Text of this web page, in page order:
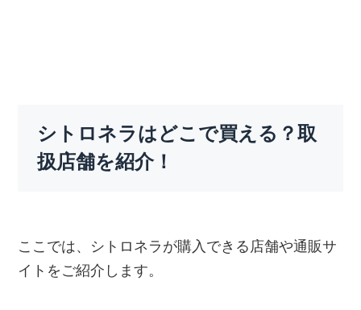
シトロネラはどこで買える？取
扱店舗を紹介！
ここでは、シトロネラが購入できる店舗や通販サ
イトをご紹介します。